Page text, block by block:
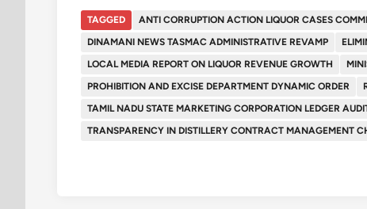
TAGGED ANTI CORRUPTION ACTION LIQUOR CASES
DINAMANI NEWS TASMAC ADMINISTRATIVE REVAMP
LOCAL MEDIA REPORT ON LIQUOR REVENUE GROWTH
PROHIBITION AND EXCISE DEPARTMENT DYNAMIC ORDER
TAMIL NADU STATE MARKETING CORPORATION LEDGER
TRANSPARENCY IN DISTILLERY CONTRACT MANAGEMENT